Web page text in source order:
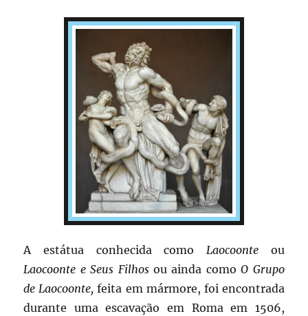
A estátua conhecida como Laocoonteou
Laocoonte e Seus Filhosou ainda comoO Grupo
de Laocoonte,feita em mármore, foi encontrada
durante uma escavação em Roma em 1506,